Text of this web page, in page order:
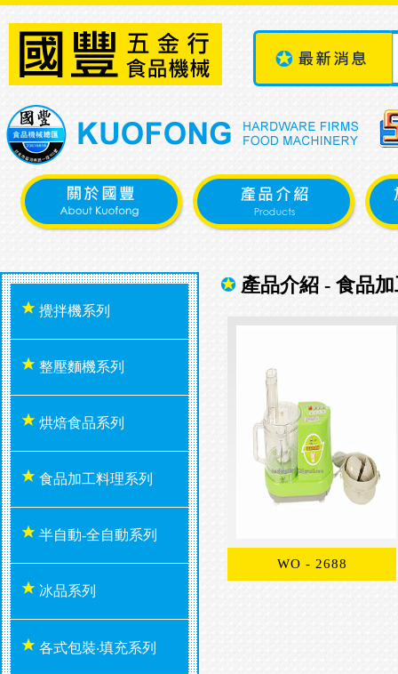
攪拌機系列
整壓麵機系列
烘焙食品系列
食品加工料理系列
半自動-全自動系列
冰品系列
各式包裝‧填充系列
產品介紹 - 食品
WO - 2688